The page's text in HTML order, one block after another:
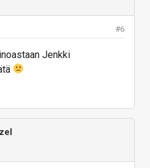
#6
Jenkki